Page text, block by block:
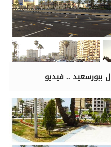
ببورسعيد .. فيديو